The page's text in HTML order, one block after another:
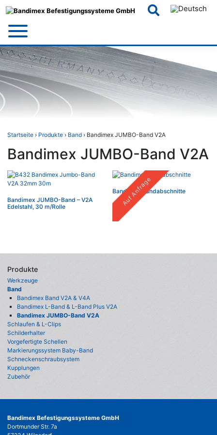
Startseite › Produkte › Band › Bandimex JUMBO-Band V2A
Bandimex JUMBO-Band V2A
Bandimex JUMBO-Band – V2A
Edelstahl, 30 m/Rolle
Auf Anfrage
Bandimex Bandabschnitte
Produkte
Werkzeuge
Band
Bandimex Band V2A & V4A
Bandimex L-Band & L-Band Plus V2A
Bandimex JUMBO-Band V2A
Schlaufen & L-Clips
Schilderhalter
Vorgefertigte Schellen
Markierungssystem Baby-Band
Schneckenschraubsystem
Kupplungen
Zubehör
Bandimex Befestigungssysteme GmbH
Dortmunder Str. 7a